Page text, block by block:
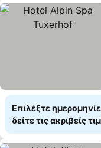
Επιλέξτε
δείτε τις ακριβείς